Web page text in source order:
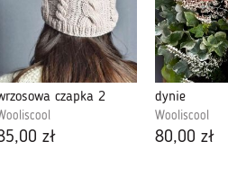
czapka 2
zł
dynie
Wooliscool
80,00 zł